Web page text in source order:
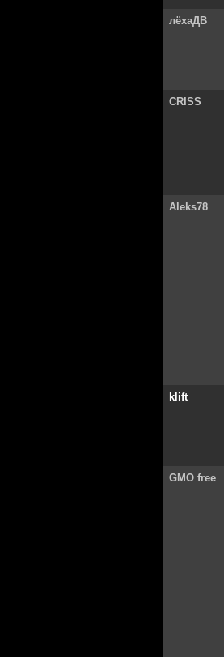
лёхаДВ
CRISS
Aleks78
klift
GMO free